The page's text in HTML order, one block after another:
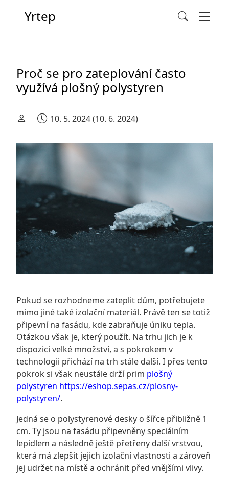
Main Navigation
Yrtep Search
Proč se pro zateplování často
využívá plošný polystyren
10. 5. 2024(10. 6. 2024)
Pokud se rozhodneme zateplit dům, potřebujete
mimo jiné také izolační materiál. Právě ten se totiž
připevní na fasádu, kde zabraňuje úniku tepla.
Otázkou však je, který použít. Na trhu jich je k
dispozici velké množství, a s pokrokem v
technologii přichází na trh stále další. I přes tento
pokrok si však neustále drží prim plošný
polystyren https://eshop.sepas.cz/plosny-
polystyren/.
Jedná se o polystyrenové desky o šířce přibližně 1
cm. Ty jsou na fasádu připevněny speciálním
lepidlem a následně ještě přetřeny další vrstvou,
která má zlepšit jejich izolační vlastnosti a zároveň
jej udržet na místě a ochránit před vnějšími vlivy.